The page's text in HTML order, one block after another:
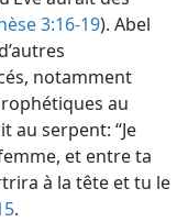
3:16-19). Abel
notamment
au
au serpent: “Je
et entre ta
à la tête et tu le
.